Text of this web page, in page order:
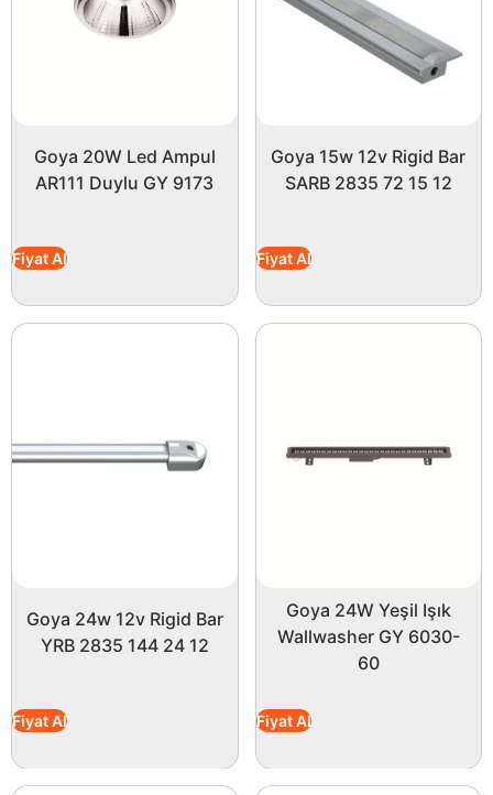
Goya 20W Led Ampul
AR111 Duylu GY 9173
Fiyat Al
Goya 15w 12v Rigid Bar
SARB 2835 72 15 12
Fiyat Al
Goya 24w 12v Rigid Bar
YRB 2835 144 24 12
Fiyat Al
Goya 24W Yeşil Işık
Wallwasher GY 6030-
60
Fiyat Al